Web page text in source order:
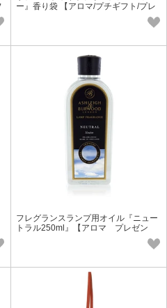
ー』香り袋 【アロマ/プチギフト/プレ
フレグランスランプ用オイル『ニュー
トラル250ml』【アロマ プレゼン